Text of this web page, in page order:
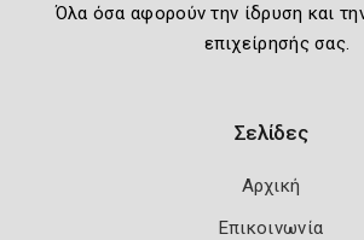
Όλα όσα αφορούν την ίδρυση και
επιχείρησής σας.
Σελίδες
Αρχική
Επικοινωνία